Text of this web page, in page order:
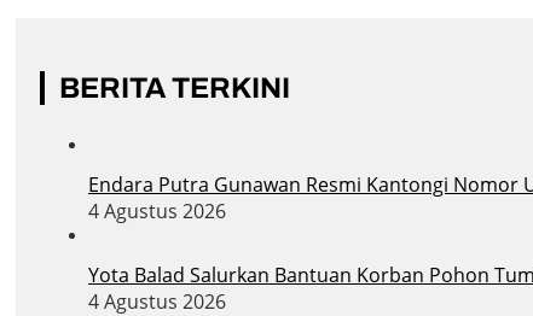
BERITA TERKINI
Endara Putra Gunawan Resmi Kantongi Nomor
4 Agustus 2026
Yota Balad Salurkan Bantuan Korban Pohon
4 Agustus 2026